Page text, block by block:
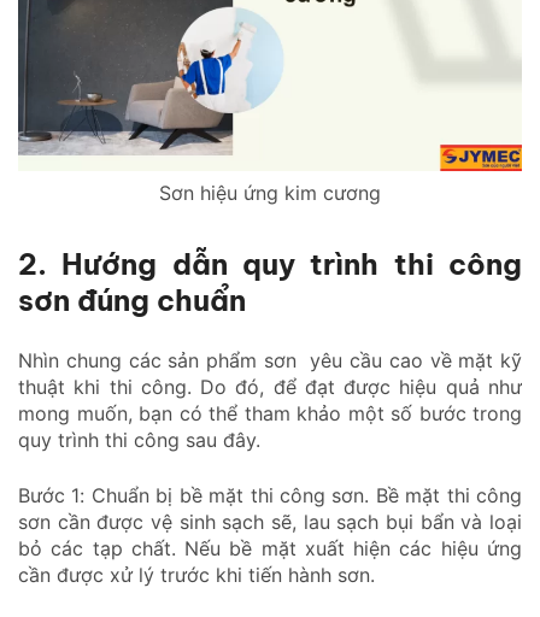
Sơn hiệu ứng kim cương
2. Hướng dẫn quy trình thi công
sơn đúng chuẩn
Nhìn chung các sản phẩm sơn yêu cầu cao về mặt kỹ
thuật khi thi công. Do đó, để đạt được hiệu quả như
mong muốn, bạn có thể tham khảo một số bước trong
quy trình thi công sau đây.
Bước 1: Chuẩn bị bề mặt thi công sơn. Bề mặt thi công
sơn cần được vệ sinh sạch sẽ, lau sạch bụi bẩn và loại
bỏ các tạp chất. Nếu bề mặt xuất hiện các hiệu ứng
cần được xử lý trước khi tiến hành sơn.